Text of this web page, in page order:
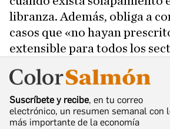
libranza. Además, obliga a
casos que «no hayan
extensible para todos los
Suscríbete y recibe, en tu correo
electrónico, un resumen semanal con
más importante de la economía